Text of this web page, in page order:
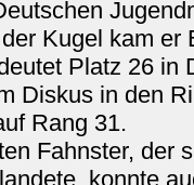
Kugel kam er
Platz 26 in
Diskus in den
Rang 31.
Fahnster, der
konnte